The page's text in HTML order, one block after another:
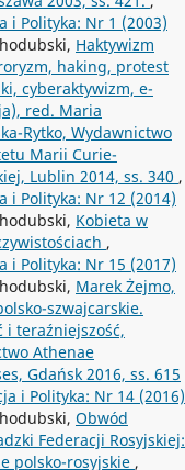
i Polityka: Nr 1 (2003)
Haktywizm
haking, protest
cyberaktywizm, e-
red. Maria
Rytko, Wydawnictwo
Marii Curie-
Lublin 2014, ss. 340 ,
i Polityka: Nr 12 (2014)
Kobieta w
,
i Polityka: Nr 15 (2017)
Marek Żejmo,
szwajcarskie.
i teraźniejszość,
Athenae
Gdańsk 2016, ss. 615
i Polityka: Nr 14 (2016)
Obwód
Federacji Rosyjskiej:
polsko-rosyjskie ,